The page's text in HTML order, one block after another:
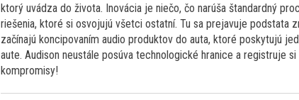
ktorý uvádza do života. Inovácia je niečo, čo narúša štandardný
riešenia, ktoré si osvojujú všetci ostatní. Tu sa prejavuje podstata
začínajú koncipovaním audio produktov do auta, ktoré poskytujú
aute. Audison neustále posúva technologické hranice a registruje
kompromisy!